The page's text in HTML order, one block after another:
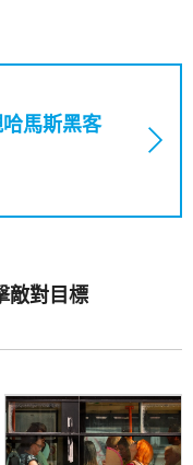
馬斯黑客
敵對目標